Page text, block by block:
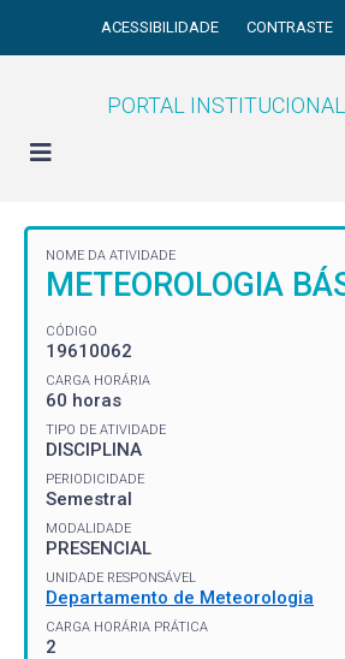
ACESSIBILIDADE CONTRASTE
PORTAL INSTITUCIONAL
NOME DA ATIVIDADE
METEOROLOGIA
CÓDIGO
19610062
CARGA HORÁRIA
60 horas
TIPO DE ATIVIDADE
DISCIPLINA
PERIODICIDADE
Semestral
MODALIDADE
PRESENCIAL
UNIDADE RESPONSÁVEL
Departamento de Meteorologia
CARGA HORÁRIA PRÁTICA
2